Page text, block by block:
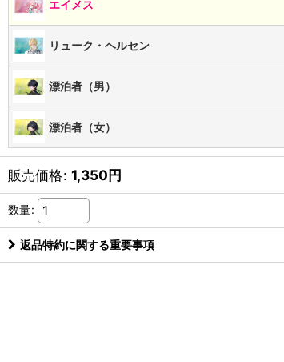
エイメス
リューク・ヘルセン
漂泊者（男）
漂泊者（女）
販売価格: 1,350円
数量:
返品特約に関する重要事項